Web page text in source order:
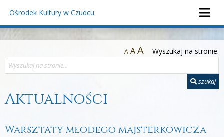
Ośrodek Kultury w Czudcu
A AA Wyszukaj na stronie:
szukaj
Aktualności
Warsztaty młodego majsterkowicza